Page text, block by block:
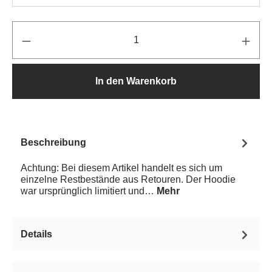
In den Warenkorb
Beschreibung
Achtung: Bei diesem Artikel handelt es sich um
einzelne Restbestände aus Retouren. Der Hoodie
war ursprünglich limitiert und… Mehr
Details